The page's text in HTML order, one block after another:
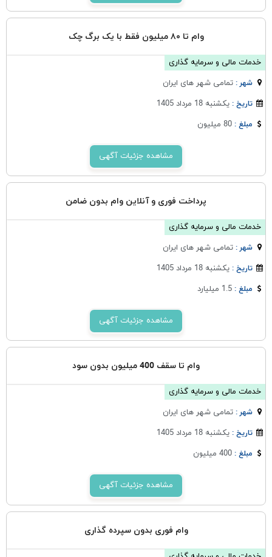
وام تا ۸۰ میلیون فقط با یک برگ چک
خدمات مالی و سرمایه گذاری
شهر :تمامی شهر های ایران
تاریخ :یکشنبه 18 مرداد 1405
مبلغ :80 میلیون
مشاهده جزئیات آگهی
پرداخت فوری و آنلاین وام بدون ضامن
خدمات مالی و سرمایه گذاری
شهر :تمامی شهر های ایران
تاریخ :یکشنبه 18 مرداد 1405
مبلغ :1.5 میلیارد
مشاهده جزئیات آگهی
وام تا سقف 400 میلیون بدون سود
خدمات مالی و سرمایه گذاری
شهر :تمامی شهر های ایران
تاریخ :یکشنبه 18 مرداد 1405
مبلغ :400 میلیون
مشاهده جزئیات آگهی
وام فوری بدون سپرده گذاری